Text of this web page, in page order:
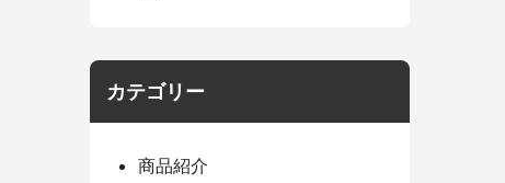
カテゴリー
商品紹介